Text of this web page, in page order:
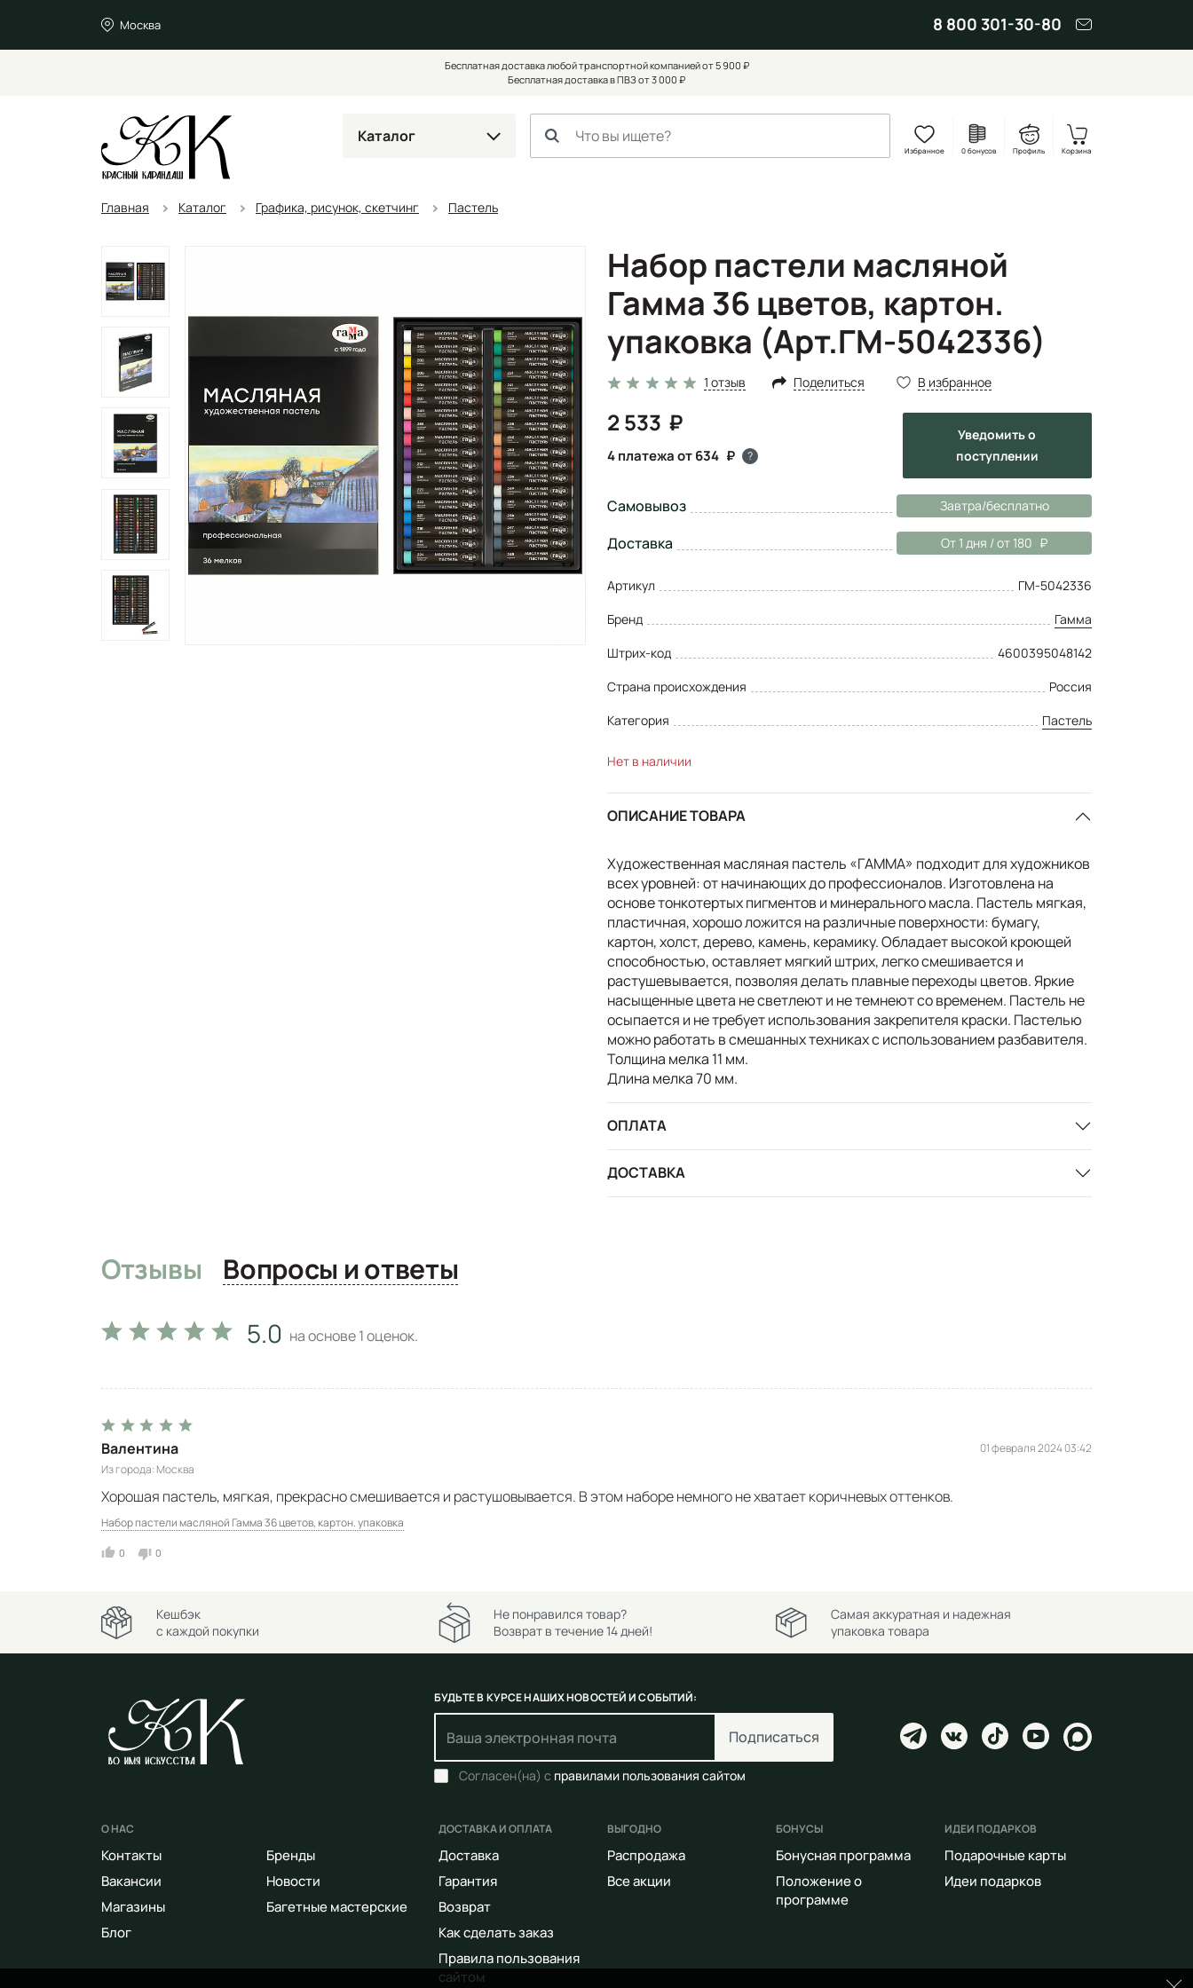
Москва 8 800 301-30-80
Бесплатная доставка любой транспортной компанией от 5 900 ₽
Бесплатная доставка в ПВЗ от 3 000 ₽
Каталог
Избранное 0 бонусов Профиль Корзина
Главная Каталог Графика, рисунок, скетчинг Пастель
Набор пастели масляной
Гамма 36 цветов, картон.
упаковка (Арт.ГМ-5042336)
1 отзыв Поделиться В избранное
2 533
4 платежа от 634 ?
Уведомитьо
поступлении
Самовывоз Завтра/бесплатно
Доставка От 1 дня / от 180
Артикул
ГМ-5042336
Бренд
Гамма
Штрих-код
4600395048142
Страна происхождения
Россия
Категория
Пастель
Нет в наличии
ОПИСАНИЕ ТОВАРА
Художественная масляная пастель «ГАММА» подходит для художников
всех уровней: от начинающих до профессионалов. Изготовлена на
основе тонкотертых пигментов и минерального масла. Пастель мягкая,
пластичная, хорошо ложится на различные поверхности: бумагу,
картон, холст, дерево, камень, керамику. Обладает высокой кроющей
способностью, оставляет мягкий штрих, легко смешивается и
растушевывается, позволяя делать плавные переходы цветов. Яркие
насыщенные цвета не светлеют и не темнеют со временем. Пастель не
осыпается и не требует использования закрепителя краски. Пастелью
можно работать в смешанных техниках с использованием разбавителя.
Толщина мелка 11 мм.
Длина мелка 70 мм.
ОПЛАТА
ДОСТАВКА
Отзывы Вопросы и ответы
5.0 на основе1оценок.
Валентина
Из города Москва
01 февраля 2024 03:42
Хорошая пастель, мягкая, прекрасно смешивается и растушовывается. В этом наборе немного не хватает коричневых оттенков.
Набор пастели масляной Гамма 36 цветов, картон. упаковка
0 0
Кешбэк
с каждой покупки
Не понравился товар?
Возврат в течение 14 дней!
Самая аккуратная и надежная
упаковка товара
БУДЬТЕ В КУРСЕ НАШИХ НОВОСТЕЙ И СОБЫТИЙ:
Подписаться
Согласен(на) с правилами пользования сайтом
О НАС
Контакты
Вакансии
Магазины
Блог
Бренды
Новости
Багетные мастерские
ДОСТАВКА И ОПЛАТА
Доставка
Гарантия
Возврат
Как сделать заказ
Правила пользования
сайтом
ВЫГОДНО
Распродажа
Все акции
БОНУСЫ
Бонусная программа
Положение о
программе
ИДЕИ ПОДАРКОВ
Подарочные карты
Идеи подарков